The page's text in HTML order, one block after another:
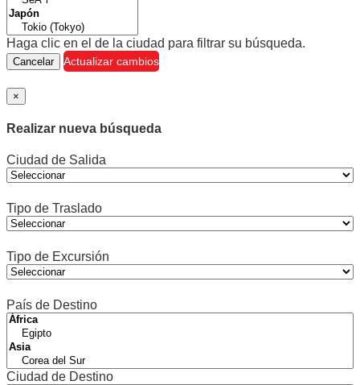
Haga clic en el de la ciudad para filtrar su búsqueda.
Cancelar Actualizar cambios
×
Realizar nueva búsqueda
Ciudad de Salida
Tipo de Traslado
Tipo de Excursión
País de Destino
Ciudad de Destino